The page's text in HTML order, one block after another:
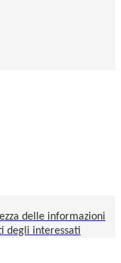
delle informazioni
degli interessati